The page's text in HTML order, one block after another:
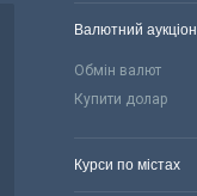
Валютний аукціон
Обмін валют
Купити долар
Курси по містах